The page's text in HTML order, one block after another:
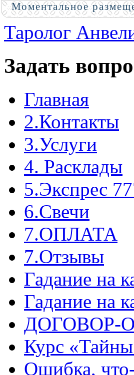
Таролог
Задать
Главная
2.Контакты
3.Услуги
4. Расклады
5.Экспрес
6.Свечи
7.ОПЛАТА
7.Отзывы
Гадание на
Гадание на
ДОГОВОР-
Курс «Тайны
Ошибка,
Моментальное